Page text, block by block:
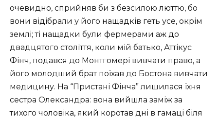
очевидно, сприйняв би з безсилою люттю, бо
вони відібрали у його нащадків геть усе, окрім
землі; ті нащадки були фермерами аж до
двадцятого століття, коли мій батько, Аттікус
Фінч, подався до Монтгомері вивчати право, а
його молодший брат поїхав до Бостона вивчати
медицину. На “Пристані Фінча” лишилася їхня
сестра Олександра: вона вийшла заміж за
тихого чоловіка, який коротав дні в гамаці біля